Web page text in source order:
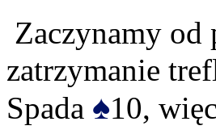
Zaczynamy od
zatrzymanie
Spada ♠10,